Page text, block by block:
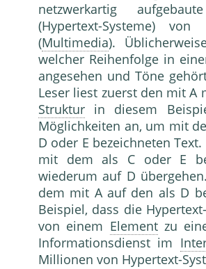
netzwerkartig
(Hypertext-Systeme)
(Multimedia).
welcher Reihenfolge in
angesehen und Töne
Leser liest zuerst den mit A
Struktur in diesem
Möglichkeiten an, um mit
D oder E bezeichneten
mit dem als C oder E
wiederum auf D
dem mit A auf den als D
Beispiel, dass die
von einem Elementzu
Informationsdienst im
Millionen von Hypertext-